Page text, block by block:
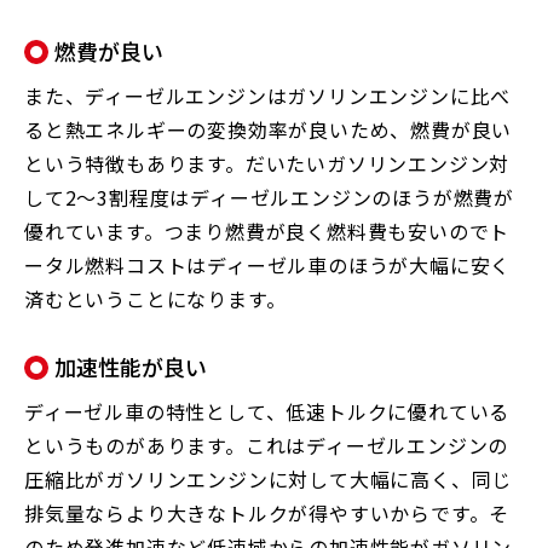
燃費が良い
また、ディーゼルエンジンはガソリンエンジンに比べ
ると熱エネルギーの変換効率が良いため、燃費が良い
という特徴もあります。だいたいガソリンエンジン対
して2～3割程度はディーゼルエンジンのほうが燃費が
優れています。つまり燃費が良く燃料費も安いのでト
ータル燃料コストはディーゼル車のほうが大幅に安く
済むということになります。
加速性能が良い
ディーゼル車の特性として、低速トルクに優れている
というものがあります。これはディーゼルエンジンの
圧縮比がガソリンエンジンに対して大幅に高く、同じ
排気量ならより大きなトルクが得やすいからです。そ